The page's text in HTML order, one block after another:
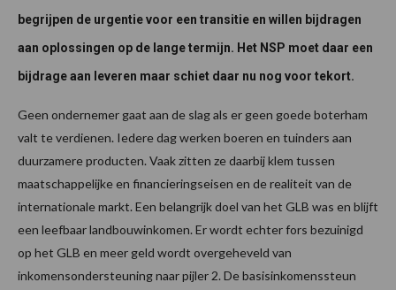
begrijpen de urgentie voor een transitie en willen bijdragen
aan oplossingen op de lange termijn. Het NSP moet daar een
bijdrage aan leveren maar schiet daar nu nog voor tekort.
Geen ondernemer gaat aan de slag als er geen goede boterham
valt te verdienen. Iedere dag werken boeren en tuinders aan
duurzamere producten. Vaak zitten ze daarbij klem tussen
maatschappelijke en financieringseisen en de realiteit van de
internationale markt. Een belangrijk doel van het GLB was en blijft
een leefbaar landbouwinkomen. Er wordt echter fors bezuinigd
op het GLB en meer geld wordt overgeheveld van
inkomensondersteuning naar pijler 2. De basisinkomenssteun